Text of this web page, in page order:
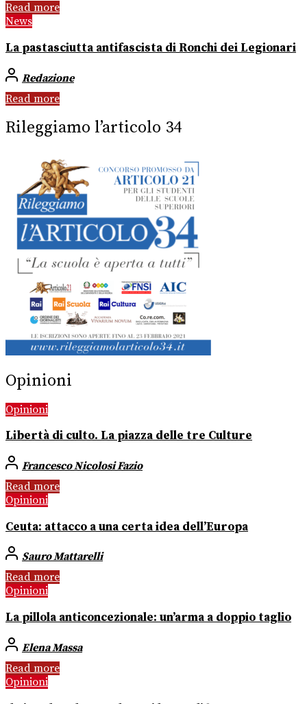
Read more
News
La pastasciutta antifascista di Ronchi dei Legionari
Redazione
Read more
Rileggiamo l’articolo 34
Opinioni
Opinioni
Libertà di culto. La piazza delle tre Culture
Francesco Nicolosi Fazio
Read more
Opinioni
Ceuta: attacco a una certa idea dell’Europa
Sauro Mattarelli
Read more
Opinioni
La pillola anticoncezionale: un’arma a doppio taglio
Elena Massa
Read more
Opinioni